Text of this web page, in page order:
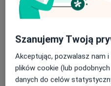
Pacjenci których przyjmuję
Dorośli
Rodzaje konsultacji
StacjonarneZobacz
Konsultacje online
Szanujemy Twoją
Akceptując, pozwalasz nam
plików cookie (lub
danych do celów